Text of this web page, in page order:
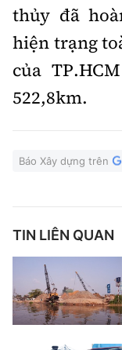
thủy đã
hiện trạng
của
522,8km.
Báo Xây dựng trên
TIN LIÊN QUAN